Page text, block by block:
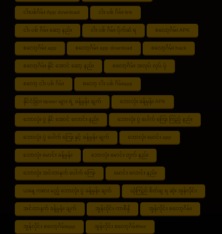
ငါးပစ်ဂိမ်း App download ငါး ပစ် ဂိမ်း link
ငါး ပစ် ဂိမ်း ဆော့ နည်း ငါး ပစ် ဂိမ်း ပိုက်ဆံ ရ စလော့ဂိမ်း APK
စလော့ဂိမ်း app စလော့ဂိမ်း app download စလော့ဂိမ်း hack
စလော့ဂိမ်း နိုင် အောင် ဆော့ နည်း စလော့ဂိမ်း အလုပ် လုပ် ပုံ
စလော့ ငါး ပစ် ဂိမ်း စလော့ ငါး ပစ် ဂိမ်းapp
နိုင်ငံခြား tipster များ ရဲ့ ခန့်မှန်း ချက် ဘောလုံး ခန့်မှန်း APK
ဘောလုံး ပွဲ နိုင် အောင် လောင်း နည်း ဘောလုံး ပွဲ ပေါက် ကြေး ကြည့် နည်း
ဘောလုံး ပွဲ ပေါက် ကြေး နှင့် ခန့်မှန်း ချက် ဘောလုံး မောင်း app
ဘောလုံး မောင်း ခန့်မှန်း ဘောလုံး မောင်း တွက် နည်း
ဘောလုံး အင်တာနက် ပေါက် ကြေး မောင်း လောင်း နည်း
ယနေ့ ကစား မည့် ဘောလုံး ပွဲ ခန့်မှန်း ချက် ယုံကြည် စိတ်ချ ရ ဆုံး အွန်လိုင်း
အင်တာနက် ခန့်မှန်း ချက် အွန်လိုင်း ကာစီနို အွန်လိုင်း စလော့ဂိမ်း
အွန်လိုင်း စလော့ဂိမ်းapp အွန်လိုင်း စလော့ဂိမ်းfree